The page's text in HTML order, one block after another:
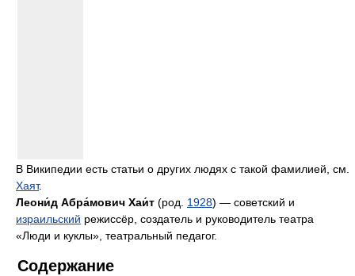
В Википедии есть статьи о других людях с такой фамилией, см.
Хаят.
Леони́д Абра́мович Хаи́т (род. 1928) — советский и
израильский режиссёр, создатель и руководитель театра
«Люди и куклы», театральный педагог.
Содержание